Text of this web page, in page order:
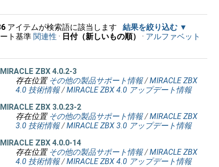
アイテムが検索語に該当します
結果を絞り込む
ト基準 関連性 · 日付（新しいもの順） · アルファベット
MIRACLE ZBX 4.0.2-3
存在位置 その他の製品サポート情報 /MIRACLE ZBX
4.0 技術情報 /MIRACLE ZBX 4.0 アップデート情報
MIRACLE ZBX 3.0.23-2
存在位置 その他の製品サポート情報 /MIRACLE ZBX
3.0 技術情報 /MIRACLE ZBX 3.0 アップデート情報
MIRACLE ZBX 4.0.0-14
存在位置 その他の製品サポート情報 /MIRACLE ZBX
4.0 技術情報 /MIRACLE ZBX 4.0 アップデート情報